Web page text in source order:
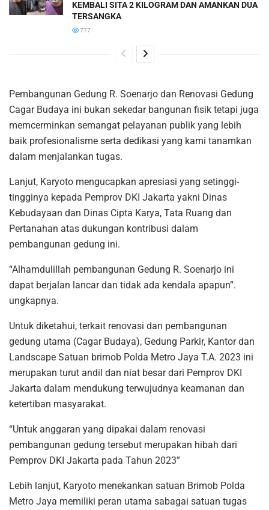
KEMBALI SITA 2 KILOGRAM DAN AMANKAN DUA
TERSANGKA
777
Pembangunan Gedung R. Soenarjo dan Renovasi Gedung
Cagar Budaya ini bukan sekedar bangunan fisik tetapi juga
memcerminkan semangat pelayanan publik yang lebih
baik profesionalisme serta dedikasi yang kami tanamkan
dalam menjalankan tugas.
Lanjut, Karyoto mengucapkan apresiasi yang setinggi-
tingginya kepada Pemprov DKI Jakarta yakni Dinas
Kebudayaan dan Dinas Cipta Karya, Tata Ruang dan
Pertanahan atas dukungan kontribusi dalam
pembangunan gedung ini.
“Alhamdulillah pembangunan Gedung R. Soenarjo ini
dapat berjalan lancar dan tidak ada kendala apapun”.
ungkapnya.
Untuk diketahui, terkait renovasi dan pembangunan
gedung utama (Cagar Budaya), Gedung Parkir, Kantor dan
Landscape Satuan brimob Polda Metro Jaya T.A. 2023 ini
merupakan turut andil dan niat besar dari Pemprov DKI
Jakarta dalam mendukung terwujudnya keamanan dan
ketertiban masyarakat.
“Untuk anggaran yang dipakai dalam renovasi
pembangunan gedung tersebut merupakan hibah dari
Pemprov DKI Jakarta pada Tahun 2023”
Lebih lanjut, Karyoto menekankan satuan Brimob Polda
Metro Jaya memiliki peran utama sabagai satuan tugas